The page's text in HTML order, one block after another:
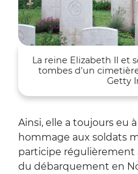
La reine Elizabeth II et
tombes d'un
Getty
Ainsi, elle a toujours eu
hommage aux soldats
participe
du débarquement en